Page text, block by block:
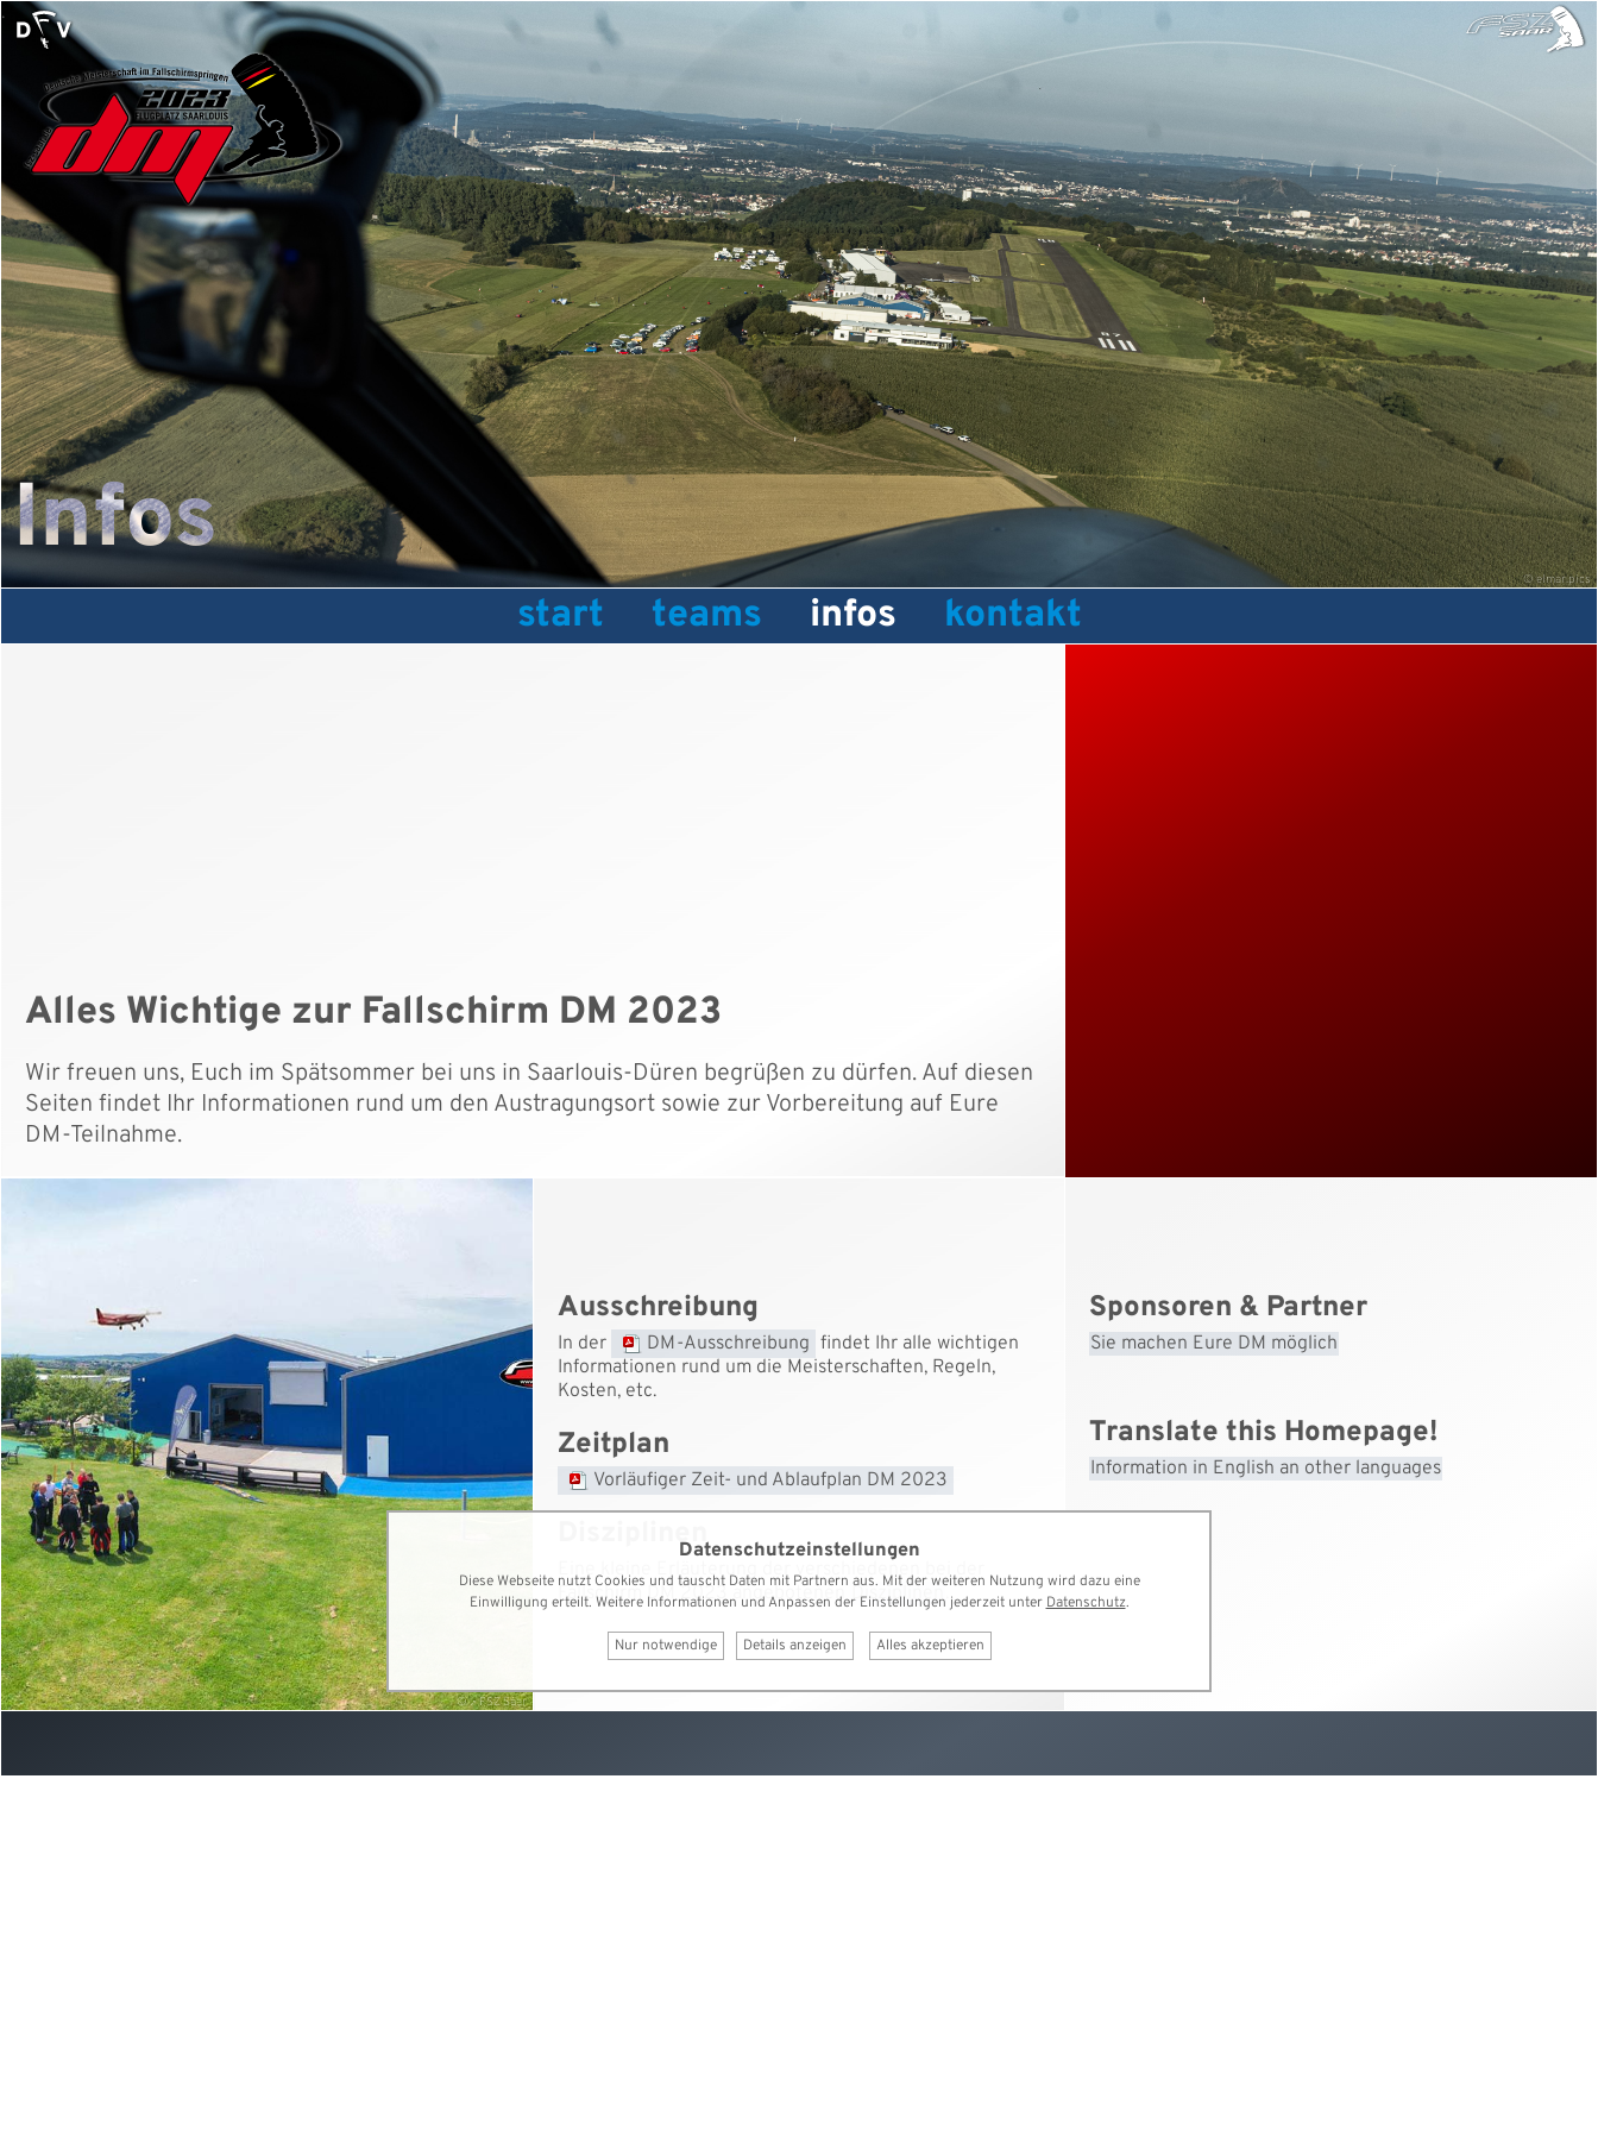
Infos
.
©elmar.pics
start teams infos kontakt
Alles Wichtige zur Fallschirm DM 2023
Wir freuen uns, Euch im Spätsommer bei uns in Saarlouis-Düren begrüßen zu dürfen. Auf diesen
Seiten findet Ihr Informationen rund um den Austragungsort sowie zur Vorbereitung auf Eure
DM-Teilnahme.
© FSZ Saar
Ausschreibung
In der DM-Ausschreibung findet Ihr alle wichtigen
Informationen rund um die Meisterschaften, Regeln,
Kosten, etc.
Zeitplan
Vorläufiger Zeit- und Ablaufplan DM 2023
Disziplinen
Eine kleine Erläuterung der verschiedenen bei der
Fallschirm DM 2023 angebotenenDisziplinen.
Sponsoren & Partner
Sie machen Eure DM möglich
Translate this Homepage!
Information in English an other languages
Datenschutzeinstellungen
Diese Webseite nutzt Cookies und tauscht Daten mit Partnern aus. Mit der weiteren Nutzung wird dazu eine
Einwilligung erteilt. Weitere Informationen und Anpassen der Einstellungen jederzeit unter Datenschutz.
Nur notwendige Details anzeigen Alles akzeptieren